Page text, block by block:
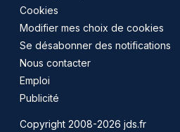
Cookies
Modifier mes choix de cookies
Se désabonner des notifications
Nous contacter
Emploi
Publicité
Copyright 2008-2026 jds.fr